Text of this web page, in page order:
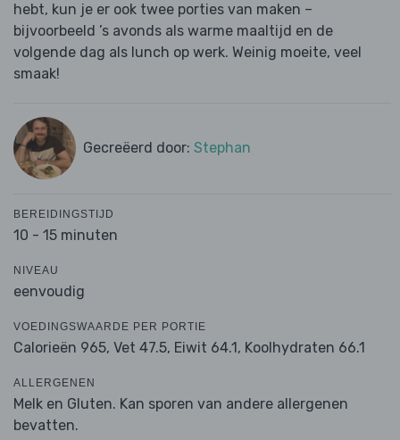
hebt, kun je er ook twee porties van maken –
bijvoorbeeld ’s avonds als warme maaltijd en de
volgende dag als lunch op werk. Weinig moeite, veel
smaak!
Gecreëerd door: Stephan
BEREIDINGSTIJD
10 - 15 minuten
NIVEAU
eenvoudig
VOEDINGSWAARDE PER PORTIE
Calorieën 965, Vet 47.5, Eiwit 64.1, Koolhydraten 66.1
ALLERGENEN
Melk en Gluten. Kan sporen van andere allergenen
bevatten.